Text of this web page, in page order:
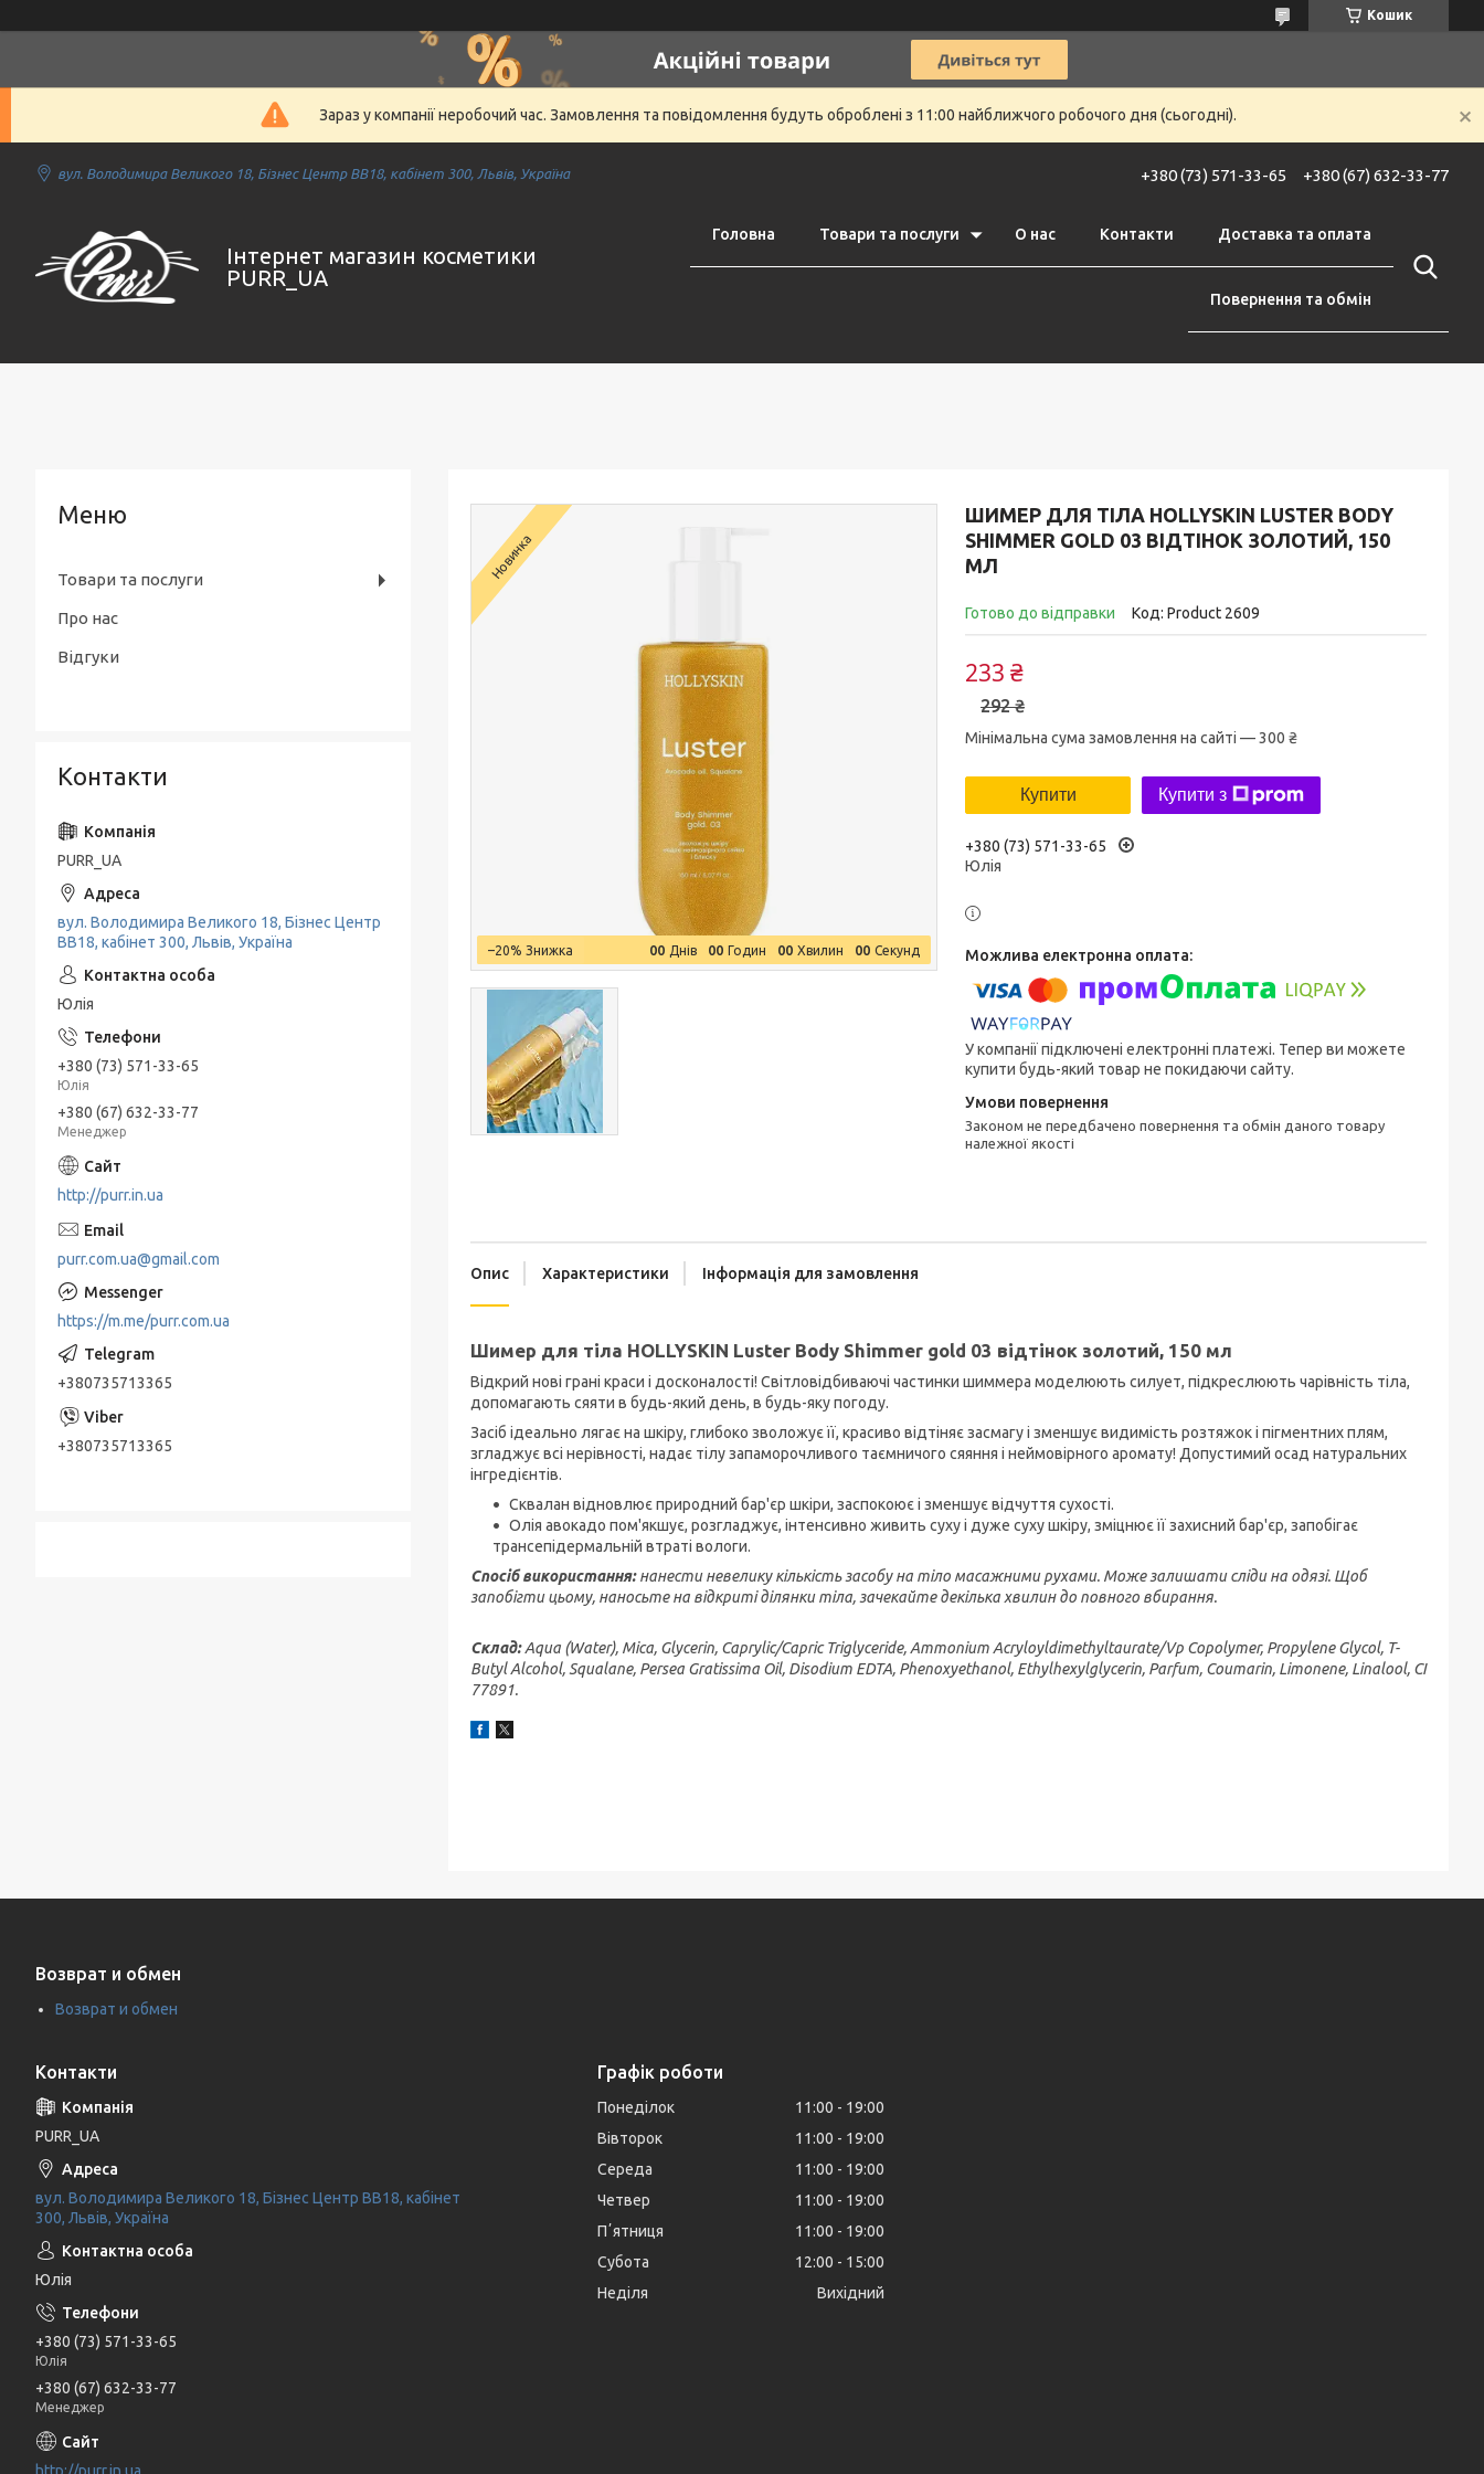
Кошик
Зараз у компанії неробочий час. Замовлення та повідомлення будуть оброблені з 11:00 найближчого робочого дня (сьогодні).
вул. Володимира Великого 18, Бізнес Центр ВВ18, кабінет 300, Львів, Україна +380 (73) 571-33-65 +380 (67) 632-33-77
Інтернет магазин косметики
PURR_UA
Головна Товари та послуги О нас Контакти Доставка та оплата
Повернення та обмін
ШИМЕР ДЛЯ ТІЛА HOLLYSKIN LUSTER BODY
SHIMMER GOLD 03 ВІДТІНОК ЗОЛОТИЙ, 150
МЛ
Готово до відправки Код: Product 2609
292 ₴
233 ₴
Мінімальна сума замовлення на сайті — 300 ₴
Купити Купити з
+380 (73) 571-33-65
Юлія
У компанії підключені електронні платежі. Тепер ви можете
купити будь-який товар не покидаючи сайту.
Законом не передбачено повернення та обмін даного товару
належної якості
Новинка
–20% 00 Днів 00 Годин 00 Хвилин 00 Секунд
Опис Характеристики Інформація для замовлення
Шимер для тіла HOLLYSKIN Luster Body Shimmer gold 03 відтінок золотий, 150 мл
Відкрий нові грані краси і досконалості! Світловідбиваючі частинки шиммера моделюють силует, підкреслюють чарівність тіла,
допомагають сяяти в будь-який день, в будь-яку погоду.
Засіб ідеально лягає на шкіру, глибоко зволожує її, красиво відтіняє засмагу і зменшує видимість розтяжок і пігментних плям,
згладжує всі нерівності, надає тілу запаморочливого таємничого сяяння і неймовірного аромату! Допустимий осад натуральних
інгредієнтів.
Сквалан відновлює природний бар'єр шкіри, заспокоює і зменшує відчуття сухості.
Олія авокадо пом'якшує, розгладжує, інтенсивно живить суху і дуже суху шкіру, зміцнює її захисний бар'єр, запобігає
трансепідермальній втраті вологи.
Спосіб використання:нанести невелику кількість засобу на тіло масажними рухами. Може залишати сліди на одязі. Щоб
запобігти цьому, наносьте на відкриті ділянки тіла, зачекайте декілька хвилин до повного вбирання.
Склад:Aqua (Water), Mica, Glycerin, Caprylic/Capric Triglyceride, Ammonium Acryloyldimethyltaurate/Vp Copolymer, Propylene Glycol, T-
Butyl Alcohol, Squalane, Persea Gratissima Oil, Disodium EDTA, Phenoxyethanol, Ethylhexylglycerin, Parfum, Coumarin, Limonene, Linalool, CI
77891.
Товари та послуги
Про нас
Відгуки
Контакти
PURR_UA
вул. Володимира Великого 18, Бізнес Центр
ВВ18, кабінет 300, Львів, Україна
Юлія
+380 (73) 571-33-65
Юлія
+380 (67) 632-33-77
Менеджер
http://purr.in.ua
purr.com.ua@gmail.com
https://m.me/purr.com.ua
+380735713365
+380735713365
Возврат и обмен
Возврат и обмен
Контакти
PURR_UA
вул. Володимира Великого 18, Бізнес Центр ВВ18, кабінет
300, Львів, Україна
Юлія
+380 (73) 571-33-65
Юлія
+380 (67) 632-33-77
Менеджер
http://purr.in.ua
Графік роботи
Понеділок 11:00
19:00
Вівторок
11:00
19:00
Середа
11:00
19:00
Четвер
11:00
19:00
Пʼятниця
11:00
19:00
Субота
12:00
15:00
Неділя
Вихідний